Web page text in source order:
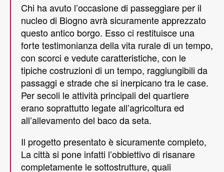
Chi ha avuto l’occasione di passeggiare per il
nucleo di Biogno avrà sicuramente apprezzato
questo antico borgo. Esso ci restituisce una
forte testimonianza della vita rurale di un tempo,
con scorci e vedute caratteristiche, con le
tipiche costruzioni di un tempo, raggiungibili da
passaggi e strade che si inerpicano tra le case.
Per secoli le attività principali del quartiere
erano soprattutto legate all’agricoltura ed
all’allevamento del baco da seta.
Il progetto presentato è sicuramente completo,
La città si pone infatti l’obbiettivo di risanare
completamente le sottostrutture, quali